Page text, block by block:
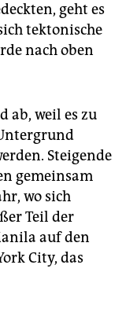
geht es
tektonische
nach oben
ab, weil es zu
Steigende
gemeinsam
wo sich
Teil der
auf den
City, das